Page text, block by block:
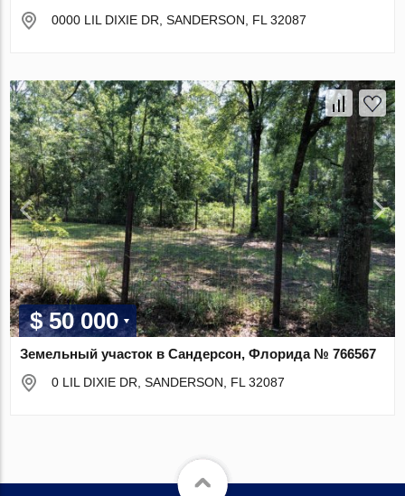
0000 LIL DIXIE DR, SANDERSON, FL 32087
$ 50 000
Земельный участок в Сандерсон, Флорида № 766567
0 LIL DIXIE DR, SANDERSON, FL 32087